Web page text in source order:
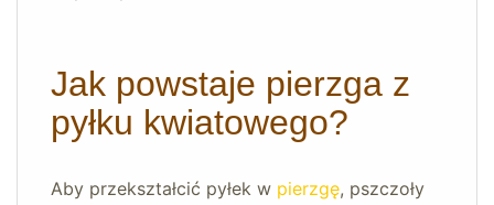
Jak powstaje pierzga z
pyłku kwiatowego?
Aby przekształcić pyłek w pierzgę, pszczoły